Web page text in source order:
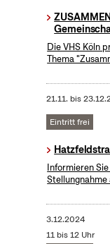
Die VHS Köln
Thema
21.11. bis
Eintritt frei
Informieren
Stellungnahme
3.12.2024
11 bis 12 Uhr